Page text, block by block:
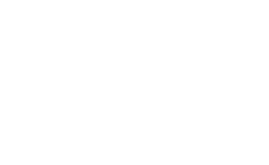
: Savoir protéger les routes via des Guards
: Ajout canActivate,canDeactivate sur